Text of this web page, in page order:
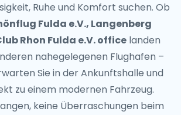
Ruhe und Komfort suchen. Ob
Fulda e.V., Langenberg
Rhon Fulda e.V. office landen
nahegelegenen Flughafen –
Sie in der Ankunftshalle und
zu einem modernen Fahrzeug.
keine Überraschungen beim